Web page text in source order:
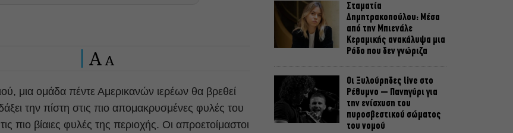
A A
μια ομάδα πέντε Αμερικανών ιερέων θα βρεθεί
την πίστη στις πιο απομακρυσμένες φυλές του
πιο βίαιες φυλές της περιοχής. Οι απροετοίμαστοι
Σταματία
Δημητρακοπούλου: Μέσα
από την Μπιενάλε
Κεραμικής ανακάλυψα μια
Ρόδο που δεν γνώριζα
Οι Ξυλούρηδες live στο
Ρέθυμνο – Πανηγύρι για
την ενίσχυση του
πυροσβεστικού σώματος
του νομού